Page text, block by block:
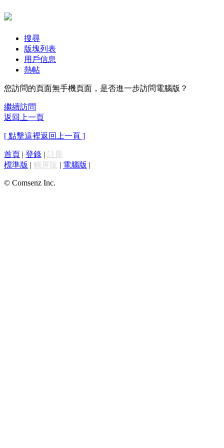
搜尋
版塊列表
用戶信息
熱帖
您訪問的頁面無手機頁面，是否進一步訪問電腦版？
繼續訪問
返回上一頁
[ 點擊這裡返回上一頁 ]
首頁 | 登錄 | 註冊
標準版 | 觸屏版 | 電腦版 |
© Comsenz Inc.